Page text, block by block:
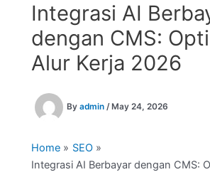
Integrasi AI
dengan CMS:
Alur Kerja 2026
By admin / May 24, 2026
Home
SEO
Integrasi AI Berbayar dengan CMS: